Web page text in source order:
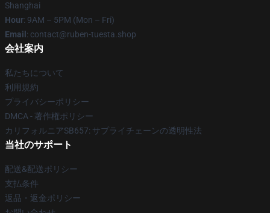
Shanghai
Hour: 9AM – 5PM (Mon – Fri)
Email : contact@ruben-tuesta.shop
会社案内
私たちについて
利用規約
プライバシーポリシー
DMCA - 著作権ポリシー
カリフォルニアSB657: サプライチェーンの透明性法
当社のサポート
配送&配送ポリシー
支払条件
返品・返金ポリシー